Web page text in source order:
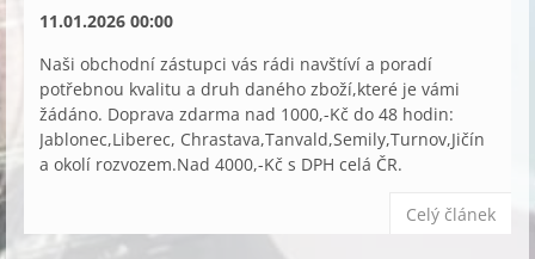
11.01.2026 00:00
Naši obchodní zástupci vás rádi navštíví a poradí
potřebnou kvalitu a druh daného zboží,které je vámi
žádáno. Doprava zdarma nad 1000,-Kč do 48 hodin:
Jablonec,Liberec, Chrastava,Tanvald,Semily,Turnov,Jičín
a okolí rozvozem.Nad 4000,-Kč s DPH celá ČR.
Celý článek